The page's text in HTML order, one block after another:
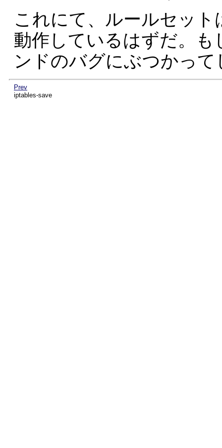
これにて、ルールセッ
動作しているはずだ。
ンドのバグにぶつかっ
Prev
iptables-save